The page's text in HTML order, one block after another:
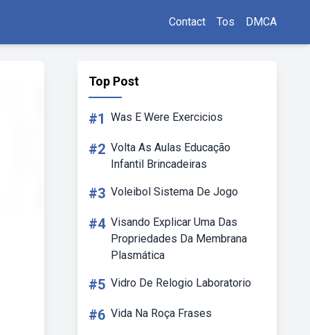
Contact Tos DMCA
Top Post
#1 Was E Were Exercicios
#2 Volta As Aulas Educação
Infantil Brincadeiras
#3 Voleibol Sistema De Jogo
#4 Visando Explicar Uma Das
Propriedades Da Membrana
Plasmática
#5 Vidro De Relogio Laboratorio
#6 Vida Na Roça Frases